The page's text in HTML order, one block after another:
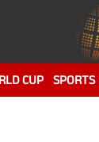
CUP SPORTS